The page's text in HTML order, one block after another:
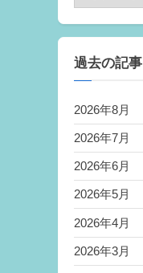
過去の記事
2026年8月
2026年7月
2026年6月
2026年5月
2026年4月
2026年3月